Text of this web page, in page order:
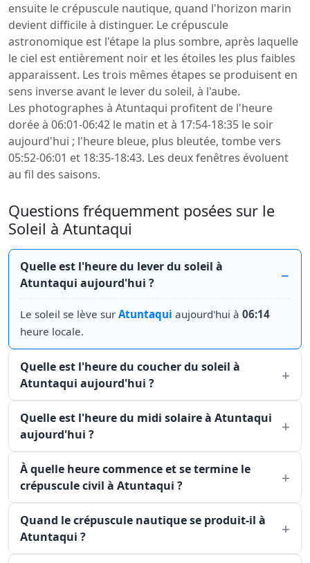
ensuite le crépuscule nautique, quand l'horizon marin
devient difficile à distinguer. Le crépuscule
astronomique est l'étape la plus sombre, après laquelle
le ciel est entièrement noir et les étoiles les plus faibles
apparaissent. Les trois mêmes étapes se produisent en
sens inverse avant le lever du soleil, à l'aube.
Les photographes à Atuntaqui profitent de l'heure
dorée à 06:01-06:42 le matin et à 17:54-18:35 le soir
aujourd'hui ; l'heure bleue, plus bleutée, tombe vers
05:52-06:01 et 18:35-18:43. Les deux fenêtres évoluent
au fil des saisons.
Questions fréquemment posées sur le
Soleil à Atuntaqui
Quelle est l'heure du lever du soleil à
Atuntaqui aujourd'hui ?
Le soleil se lève sur Atuntaqui aujourd'hui à 06:14
heure locale.
Quelle est l'heure du coucher du soleil à
Atuntaqui aujourd'hui ?
Quelle est l'heure du midi solaire à Atuntaqui
aujourd'hui ?
À quelle heure commence et se termine le
crépuscule civil à Atuntaqui ?
Quand le crépuscule nautique se produit-il à
Atuntaqui ?